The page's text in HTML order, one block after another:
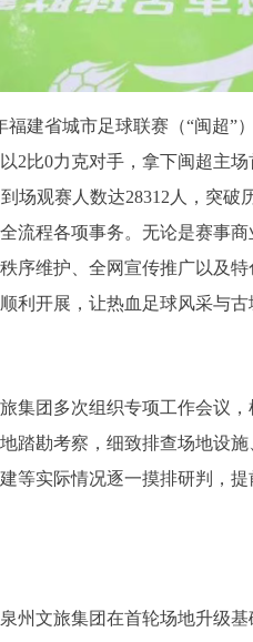
福建省城市足球联赛（“闽超
2比0力克对手，拿下闽超主
场观赛人数达28312人，突
流程各项事务。无论是赛事
序维护、全网宣传推广以及
利开展，让热血足球风采与古
集团多次组织专项工作会议
踏勘考察，细致排查场地设
等实际情况逐一摸排研判，
州文旅集团在首轮场地升级